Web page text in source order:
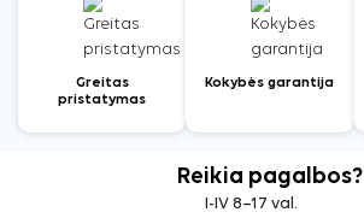
Greitas
pristatymas
Kokybės garantija
Reikia pagalbos?
I-IV 8–17 val.